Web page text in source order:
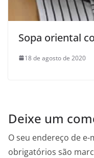
Sopa oriental
18 de agosto de 2020
Deixe um
O seu endereço de
obrigatórios são